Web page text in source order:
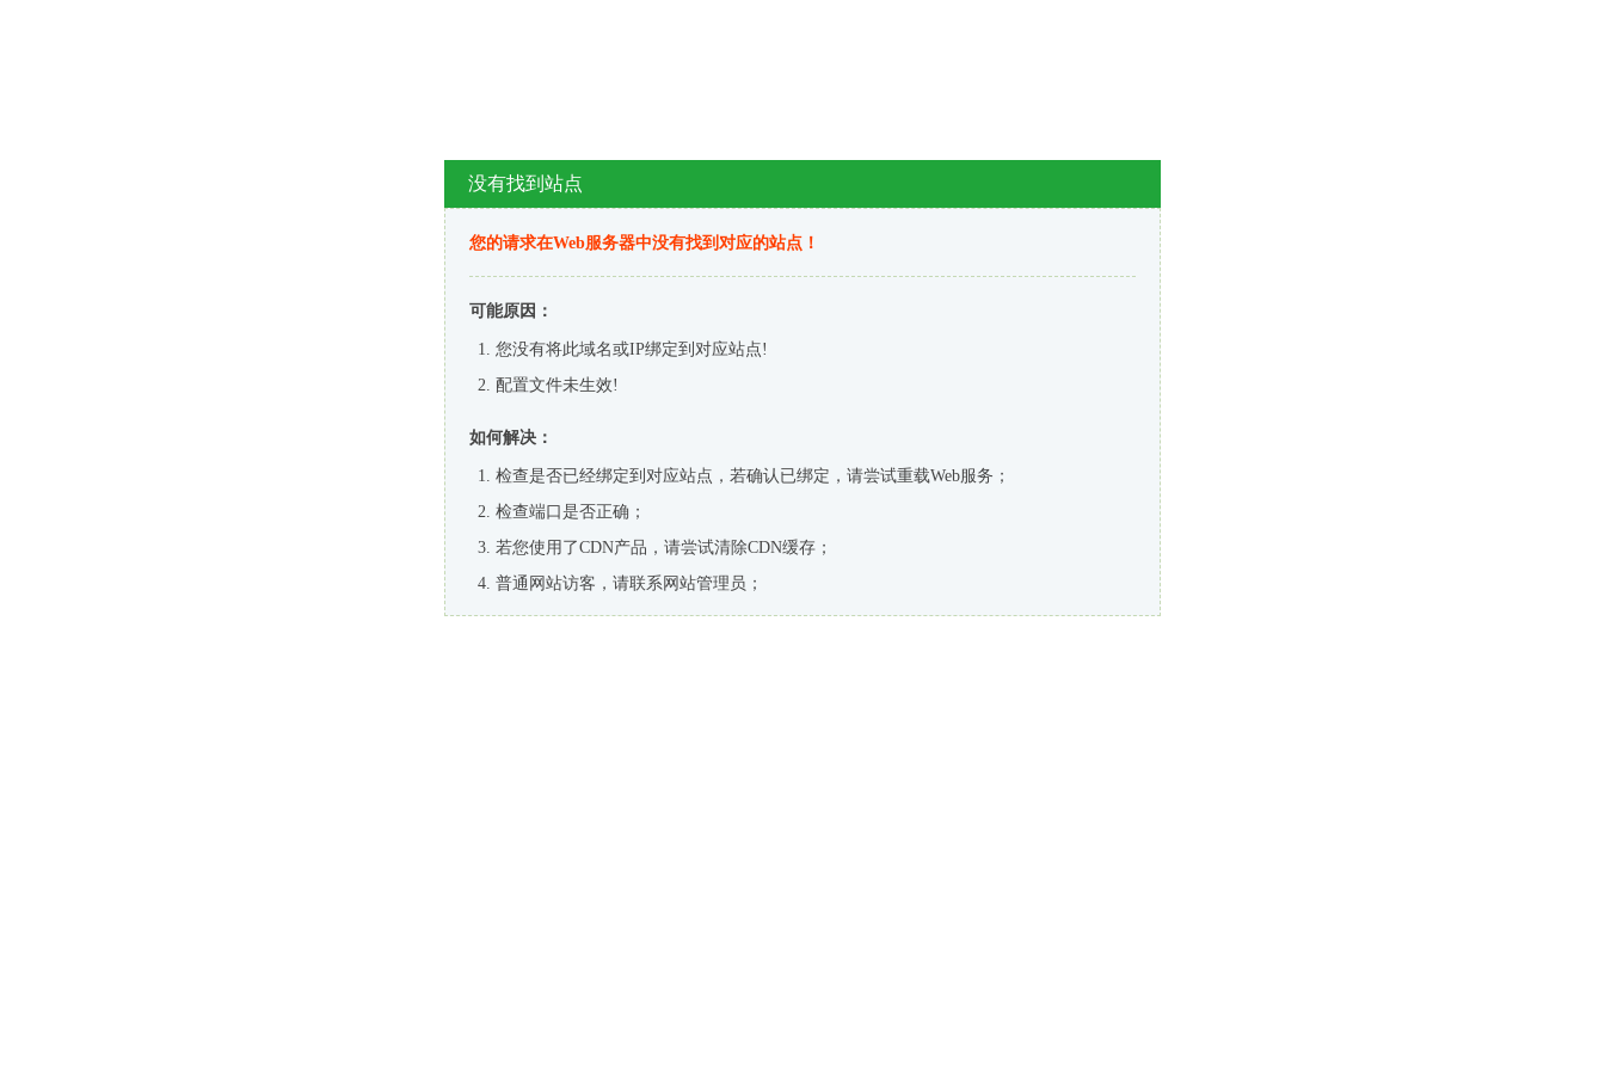
没有找到站点
您的请求在Web服务器中没有找到对应的站点！
可能原因：
您没有将此域名或IP绑定到对应站点!
配置文件未生效!
如何解决：
检查是否已经绑定到对应站点，若确认已绑定，请尝试重载Web服务；
检查端口是否正确；
若您使用了CDN产品，请尝试清除CDN缓存；
普通网站访客，请联系网站管理员；